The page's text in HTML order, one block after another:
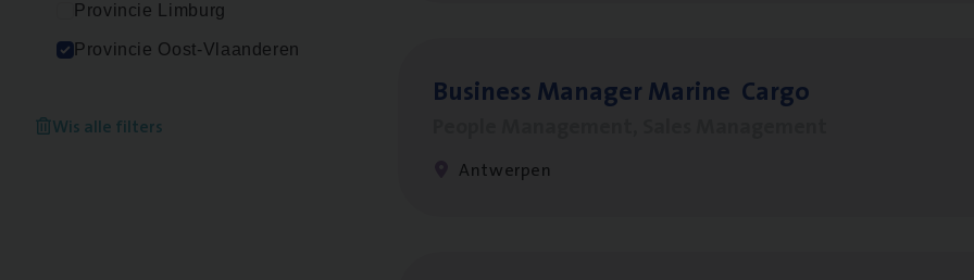
Provincie Limburg
Provincie Oost-Vlaanderen
Wis alle filters
Busi­ness Mana­ger Mari­ne Cargo
Antwerpen